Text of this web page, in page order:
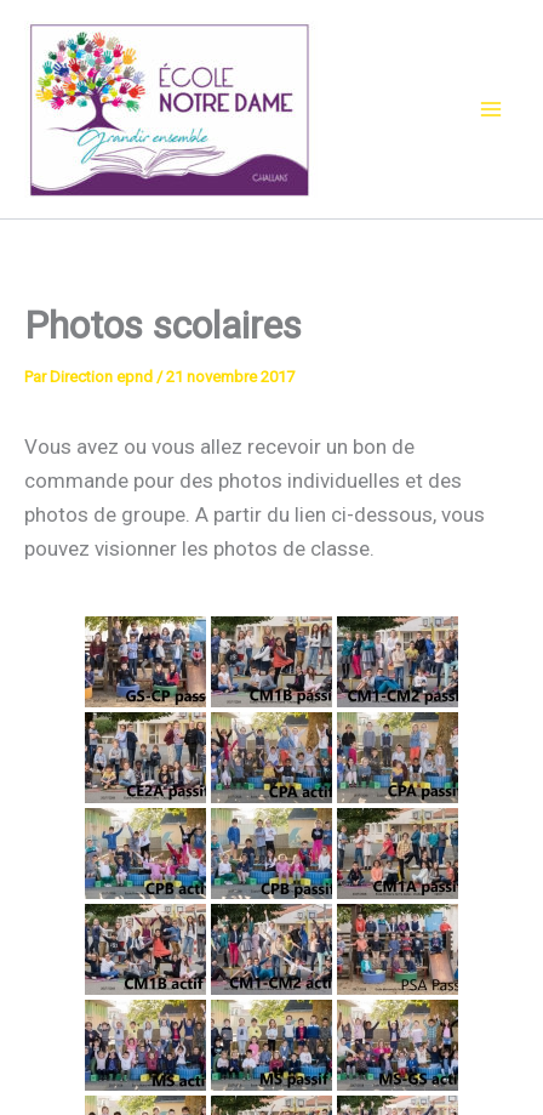
contenu
Photos scolaires
Par Direction epnd /21 novembre 2017
Vous avez ou vous allez recevoir un bon de
commande pour des photos individuelles et des
photos de groupe. A partir du lien ci-dessous, vous
pouvez visionner les photos de classe.